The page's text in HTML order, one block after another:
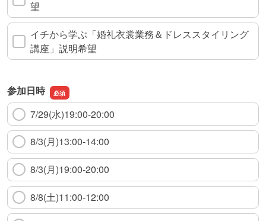
望
イチから学ぶ「婚礼衣裳業務＆ドレススタイリング
講座」説明希望
参加日時
7/29(水)19:00-20:00
8/3(月)13:00-14:00
8/3(月)19:00-20:00
8/8(土)11:00-12:00